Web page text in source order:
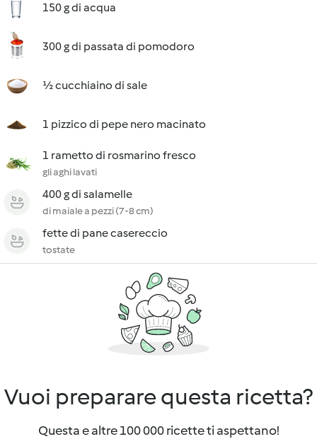
150 g di acqua
300 g di passata di pomodoro
½ cucchiaino di sale
1 pizzico di pepe nero macinato
1 rametto di rosmarino fresco
gli aghi lavati
400 g di salamelle
di maiale a pezzi (7-8 cm)
fette di pane casereccio
tostate
Vuoi preparare questa ricetta?
Questa e altre 100 000 ricette ti aspettano!